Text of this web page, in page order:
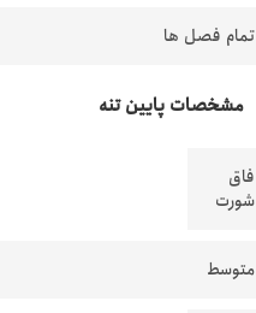
تمام فصل ها
مشخصات پایین تنه
فاق
شورت
متوسط